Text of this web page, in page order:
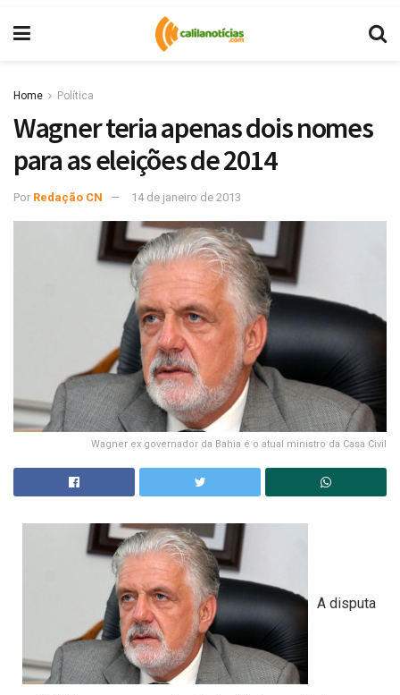
Home Política
Wagner teria apenas dois nomes
para as eleições de 2014
Por Redação CN 14 de janeiro de 2013
Wagner ex governador da Bahia é o atual ministro da Casa Civil
A disputa